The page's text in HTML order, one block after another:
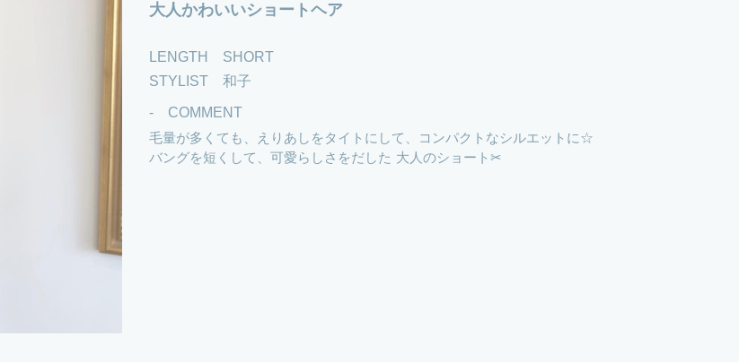
大人かわいいショートヘア
LENGTH SHORT
STYLIST 和子
- COMMENT
毛量が多くても、えりあしをタイトにして、コンパクトなシルエットに☆
バングを短くして、可愛らしさをだした 大人のショート✂︎